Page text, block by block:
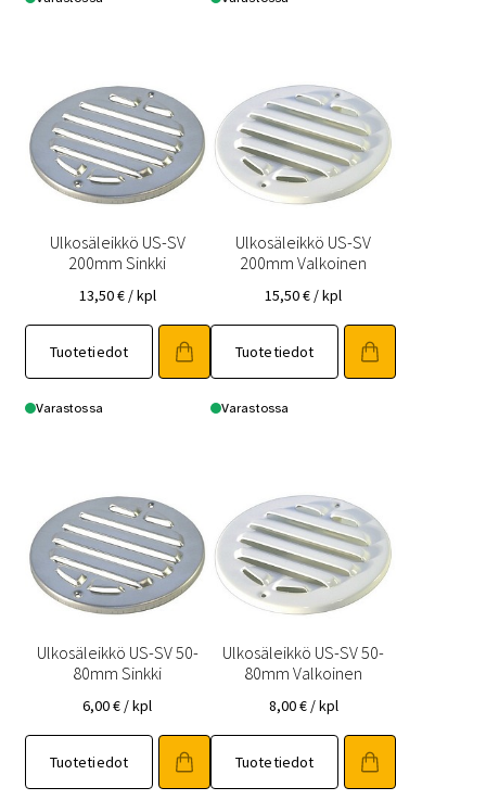
Ulkosäleikkö US-SV
200mm Sinkki
13,50€ / kpl
Tuotetiedot
Varastossa
Ulkosäleikkö US-SV
200mm Valkoinen
15,50€ / kpl
Tuotetiedot
Varastossa
Ulkosäleikkö US-SV 50-
80mm Sinkki
6,00€ / kpl
Tuotetiedot
Ulkosäleikkö US-SV 50-
80mm Valkoinen
8,00€ / kpl
Tuotetiedot